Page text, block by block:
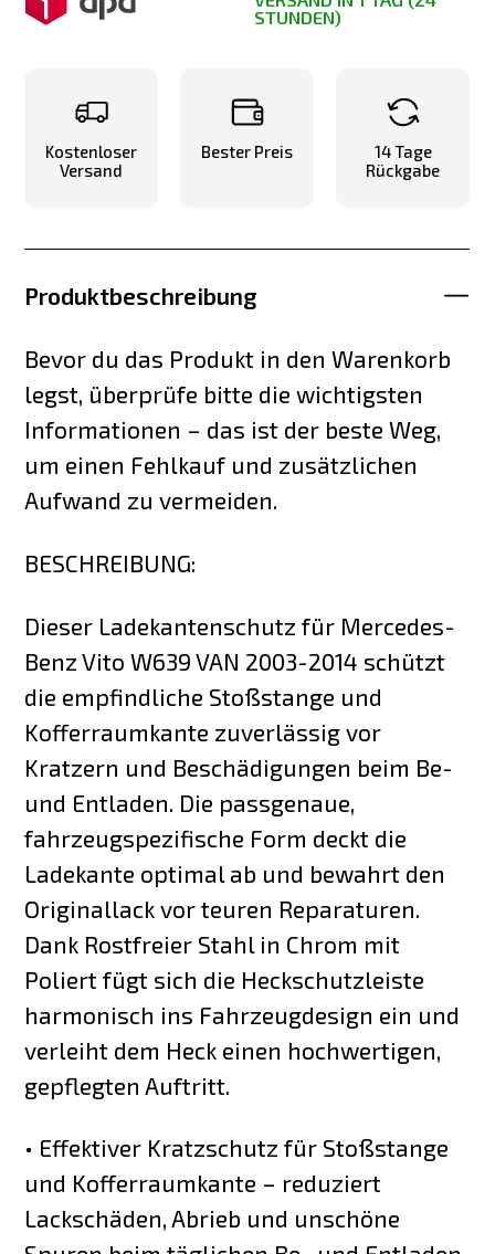
STUNDEN)
Kostenloser
Versand
Bester Preis
14 Tage
Rückgabe
Produktbeschreibung
Bevor du das Produkt in den Warenkorb
legst, überprüfe bitte die wichtigsten
Informationen – das ist der beste Weg,
um einen Fehlkauf und zusätzlichen
Aufwand zu vermeiden.
BESCHREIBUNG:
Dieser Ladekantenschutz für Mercedes-
Benz Vito W639 VAN 2003-2014 schützt
die empfindliche Stoßstange und
Kofferraumkante zuverlässig vor
Kratzern und Beschädigungen beim Be-
und Entladen. Die passgenaue,
fahrzeugspezifische Form deckt die
Ladekante optimal ab und bewahrt den
Originallack vor teuren Reparaturen.
Dank Rostfreier Stahl in Chrom mit
Poliert fügt sich die Heckschutzleiste
harmonisch ins Fahrzeugdesign ein und
verleiht dem Heck einen hochwertigen,
gepflegten Auftritt.
• Effektiver Kratzschutz für Stoßstange
und Kofferraumkante – reduziert
Lackschäden, Abrieb und unschöne